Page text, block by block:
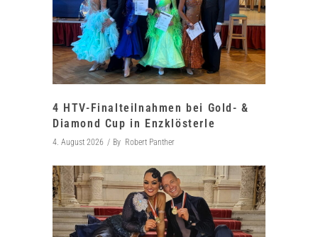
4 HTV-Finalteilnahmen bei Gold- &
Diamond Cup in Enzklösterle
4. August 2026 By Robert Panther